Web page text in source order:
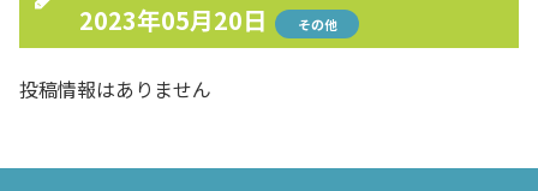
2023年05月20日
その他
投稿情報はありません